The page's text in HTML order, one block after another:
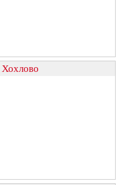
Хохлово